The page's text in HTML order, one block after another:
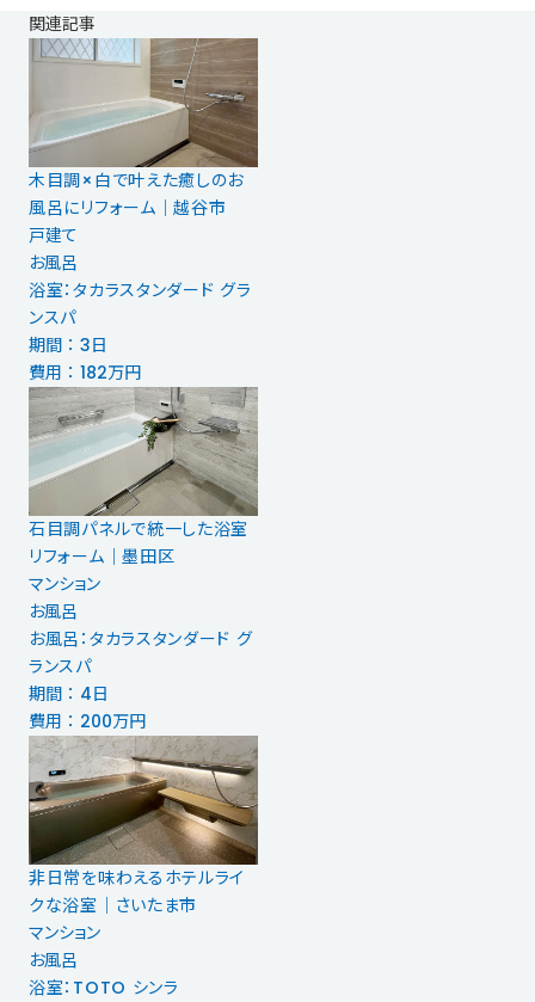
関連記事
木目調×白で叶えた癒しのお
風呂にリフォーム｜越谷市
戸建て
お風呂
浴室：タカラスタンダード グラ
ンスパ
期間 ： 3日
費用 ： 182万円
石目調パネルで統一した浴室
リフォーム｜墨田区
マンション
お風呂
お風呂：タカラスタンダード グ
ランスパ
期間 ： 4日
費用 ： 200万円
非日常を味わえるホテルライ
クな浴室｜さいたま市
マンション
お風呂
浴室：TOTO シンラ